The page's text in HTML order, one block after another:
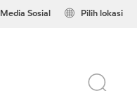
Pilih lokasi
Media Sosial